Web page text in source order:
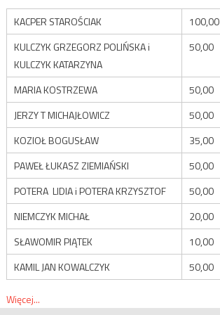
KACPER STAROŚCIAK
100,00
KULCZYK GRZEGORZ POLIŃSKA i
KULCZYK KATARZYNA
50,00
MARIA KOSTRZEWA
50,00
JERZY T MICHAJŁOWICZ
50,00
KOZIOŁ BOGUSŁAW
35,00
PAWEŁ ŁUKASZ ZIEMIAŃSKI
50,00
POTERA LIDIA i POTERA KRZYSZTOF
50,00
NIEMCZYK MICHAŁ
20,00
SŁAWOMIR PIĄTEK
10,00
KAMIL JAN KOWALCZYK
50,00
Więcej...